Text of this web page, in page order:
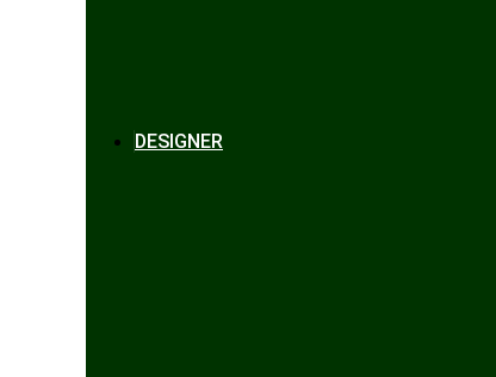
DESIGNER